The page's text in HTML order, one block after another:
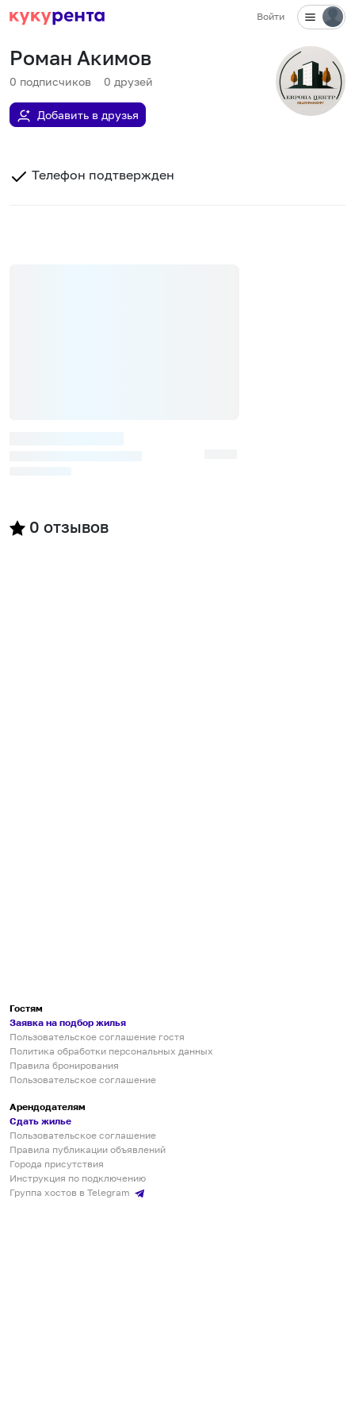
Войти
Роман Акимов
0 подписчиков 0 друзей
Добавить в друзья
Телефон подтвержден
0 отзывов
Гостям
Заявка на подбор жилья
Пользовательское соглашение гостя
Политика обработки персональных данных
Правила бронирования
Пользовательское соглашение
Арендодателям
Сдать жилье
Пользовательское соглашение
Правила публикации объявлений
Города присутствия
Инструкция по подключению
Группа хостов в Telegram